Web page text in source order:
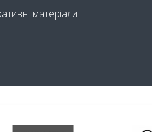
матеріали